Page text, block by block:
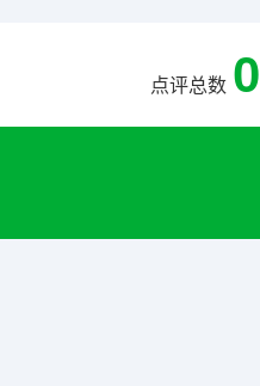
点评总数 0